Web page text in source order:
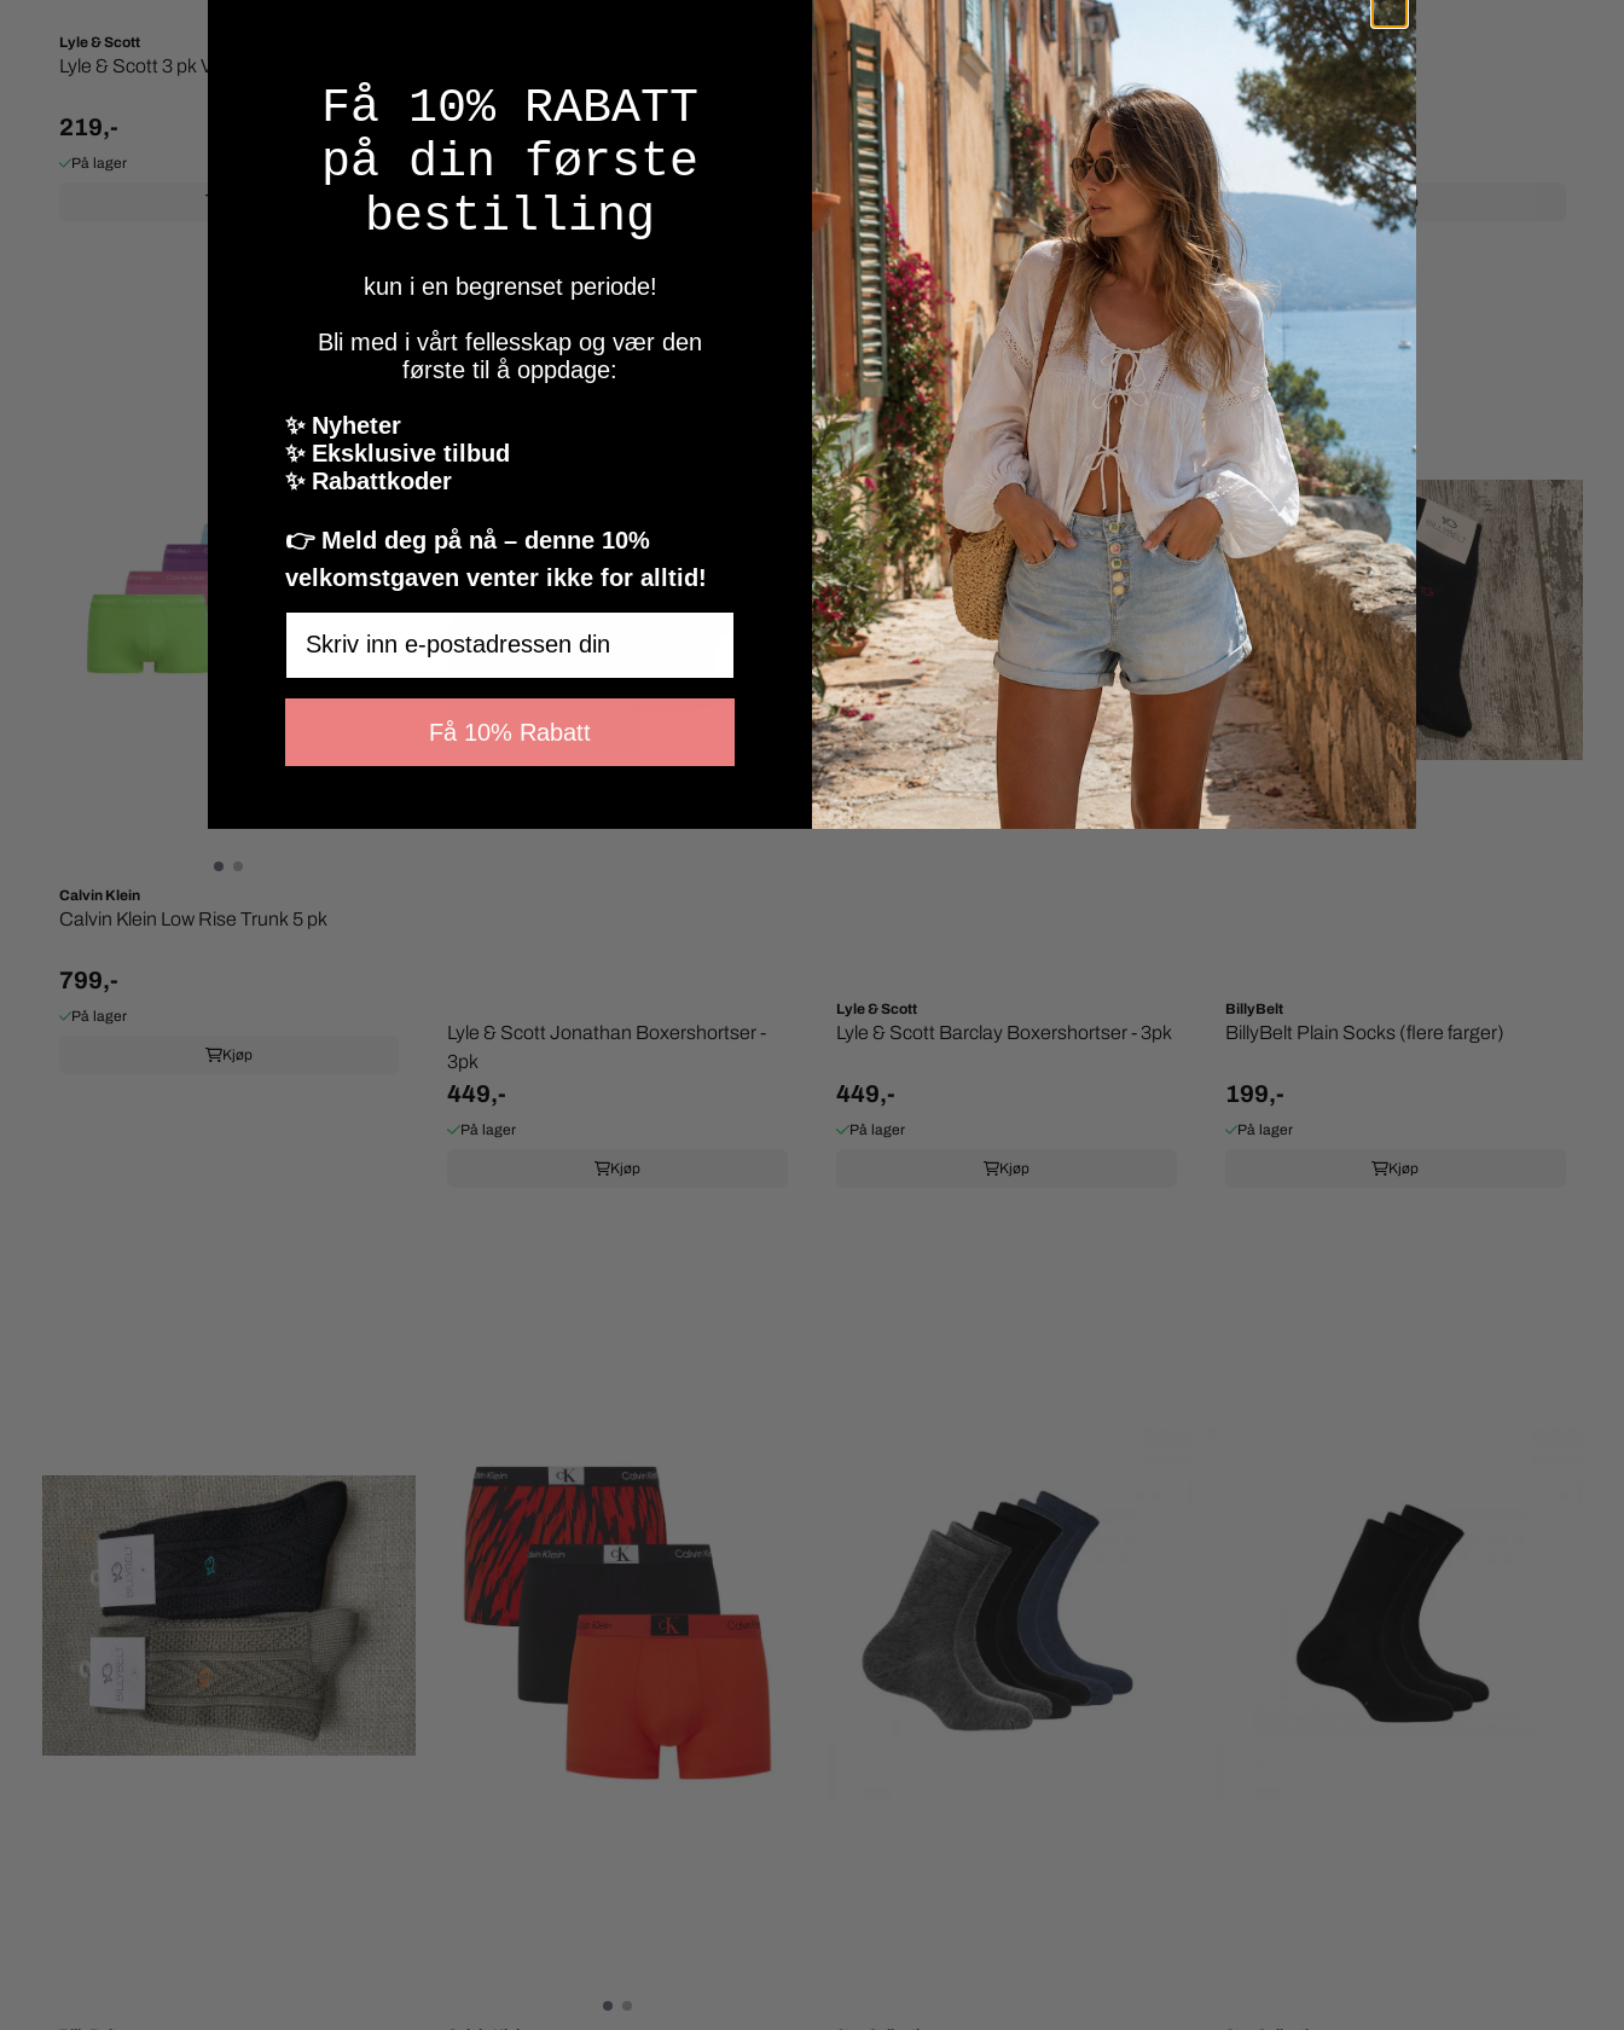
Lyle & Scott
Lyle & Scott 3 pk Vintage Sokker
219,-
På lager
349,-
På lager
Kjøp
Calvin Klein
Calvin Klein This Is Love 5 pk Trunk
799,-
På lager
Kjøp
Calvin Klein
Calvin Klein Trunk 3 Pk
499,-
På lager
Kjøp
Calvin Klein
Calvin Klein Low Rise Trunk 5 pk
799,-
På lager
Kjøp
Lyle & Scott Jonathan Boxershortser -
3pk
449,-
På lager
Kjøp
Lyle & Scott
Lyle & Scott Barclay Boxershortser - 3pk
449,-
På lager
Kjøp
BillyBelt
BillyBelt Plain Socks (flere farger)
199,-
På lager
Kjøp
Få 10% RABATT
på din første
bestilling
kun i en begrenset periode!
Bli med i vårt fellesskap og vær den
første til å oppdage:
✨ Nyheter
✨ Eksklusive tilbud
✨ Rabattkoder
👉 Meld deg på nå – denne 10%
velkomstgaven venter ikke for alltid!
Få 10% Rabatt